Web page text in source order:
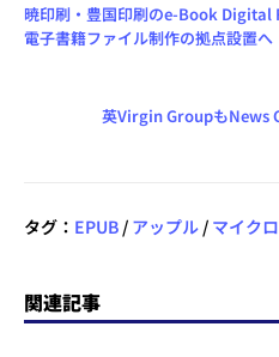
暁印刷・豊国印刷のe-Book Digital
電子書籍ファイル制作の拠点設置へ
英Virgin GroupもNews
タグ： EPUB / アップル / マイク
関連記事